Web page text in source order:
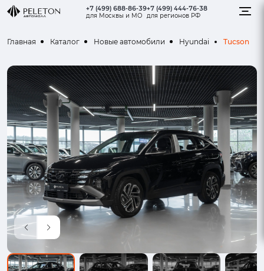
+7 (499) 688-86-39
для Москвы и МО
+7 (499) 444-76-38
для регионов РФ
Главная Каталог Новые автомобили Hyundai Tucson